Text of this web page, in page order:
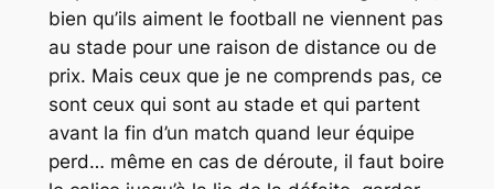
bien qu’ils aiment le football ne viennent pas
au stade pour une raison de distance ou de
prix. Mais ceux que je ne comprends pas, ce
sont ceux qui sont au stade et qui partent
avant la fin d’un match quand leur équipe
perd… même en cas de déroute, il faut boire